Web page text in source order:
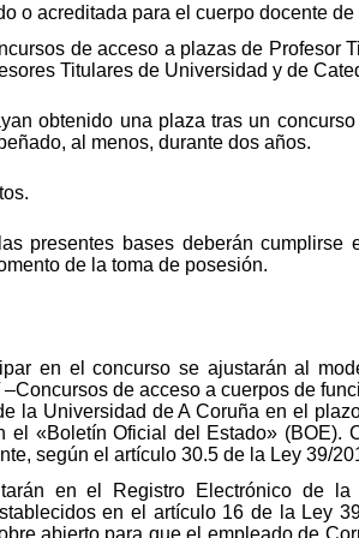
o acreditada para el cuerpo docente de
de acceso a plazas de Profesor
Titulares de Universidad y de
obtenido una plaza tras un
al menos, durante dos años.
presentes bases deberán
de la toma de posesión.
en el concurso se ajustarán al
de acceso a cuerpos de
la Universidad de A Coruña en el
el «Boletín Oficial del Estado»
según el artículo 30.5 de la Ley 39/
en el Registro Electrónico de la
en el artículo 16 de la Ley
abierto para que el empleado de